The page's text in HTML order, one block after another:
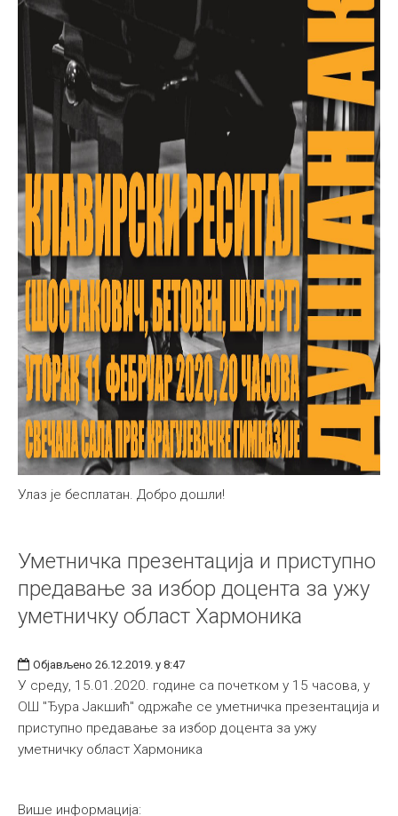
Улаз је бесплатан. Добро дошли!
Уметничка презентација и приступно
предавање за избор доцента за ужу
уметничку област Хармоника
Објављено 26.12.2019. у 8:47
У среду, 15.01.2020. године са почетком у 15 часова, у
ОШ "Ђура Јакшић" одржаће се уметничка презентација и
приступно предавање за избор доцента за ужу
уметничку област Хармоника
Више информација: